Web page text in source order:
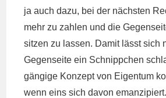
ja auch dazu, bei der nächsten
mehr zu zahlen und die
sitzen zu lassen. Damit lässt sich
Gegenseite ein Schnippchen
gängige Konzept von Eigentum
wenn eins sich davon emanzipiert.